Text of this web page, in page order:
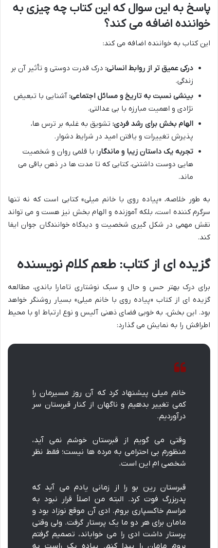
پاسخ به این سوال که این کتاب چه چیزی به
خواننده اضافه می کند؟
این کتاب به خواننده اضافه می کند:
درکی عمیق تر از روابط انسانی: درک قدرت دوستی و تأثیر آن بر
زندگی.
بینشی نسبت به تاریخ و مسائل اجتماعی: آشنایی با تبعیض
نژادی و اهمیت مبارزه با بی عدالتی.
الهام بخش برای رشد فردی: تشویق به غلبه بر ترس ها،
پذیرش تغییرات و یافتن امید در شرایط دشوار.
تجربه یک داستان زیبا و ماندگار: با قلمی روان و شخصیت
هایی دوست داشتنی، کتابی که تا مدت ها در ذهن باقی می
ماند.
به طور خلاصه، «پیاده روی با خانم میلی» کتابی است که نه تنها
سرگرم کننده است، بلکه آموزنده و الهام بخش نیز هست و می تواند
نقش مهمی در شکل گیری شخصیت و دیدگاه خوانندگان جوان ایفا
کند.
گزیده ای از کتاب: طعم کلام نویسنده
برای درک بهتر حس و حال و سبک نوشتاری تامارا باندی، مطالعه
گزیده ای از کتاب «پیاده روی با خانم میلی» بسیار روشنگر خواهد
بود. این بخش، به خوبی فضای ذهنی آلیس و نوع ارتباط او با محیط
اطرافش را به نمایش می گذارد:
خانم میلی پیشنهاد کرد که آن روز مسیرمان را
کمی تغییر بدهیم و ناگهان از کنار قبرستان سر
درآوردیم.
وقتی می گویم از قبرستان خوشم نمی آید،
منظورم بی احترامی به مرده ها نیست؛ فقط نظر
شخصی ام این است.
قبرستان رین بو را از زمانی یادم می آید که
پدربزرگ فوت کرد. البته من اصلاً قرار نبود به
مراسم خاکسپاری بروم. ادی آن موقع نوزاد بود و
مامان برای هر دو ما یک پرستار گرفت. ولی وقتی
پرستار داشت ادی را می خواباند، تصمیم گرفتم
بروم مامان را پیدا کنم. پیاده یک راست به